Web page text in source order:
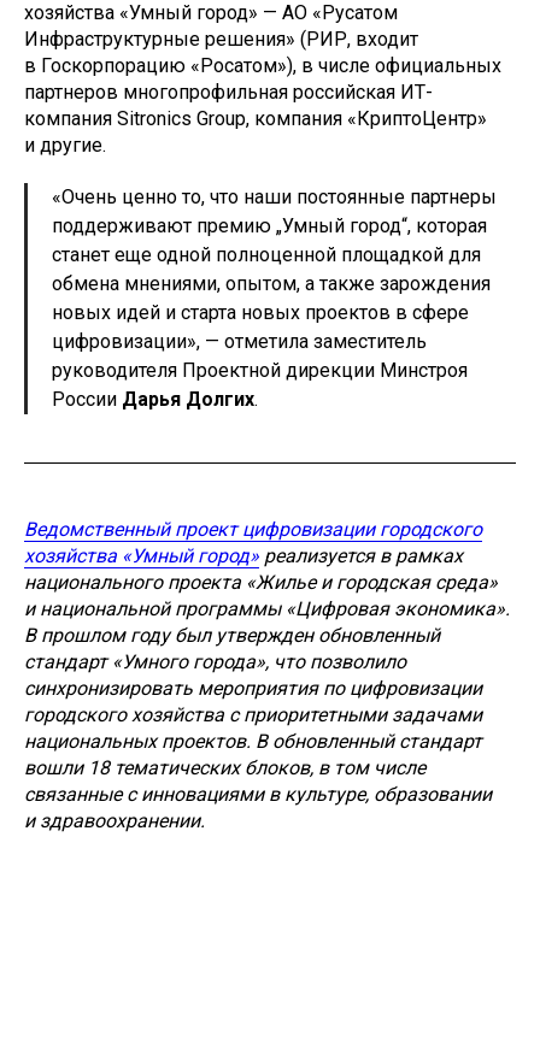
хозяйства «Умный город» — АО «Русатом
Инфраструктурные решения» (РИР, входит
в Госкорпорацию «Росатом»), в числе официальных
партнеров многопрофильная российская ИТ-
компания Sitronics Group, компания «КриптоЦентр»
и другие.
«Очень ценно то, что наши постоянные партнеры
поддерживают премию „Умный город“, которая
станет еще одной полноценной площадкой для
обмена мнениями, опытом, а также зарождения
новых идей и старта новых проектов в сфере
цифровизации», — отметила заместитель
руководителя Проектной дирекции Минстроя
России Дарья Долгих.
Ведомственный проект цифровизации городского
хозяйства «Умный город» реализуется в рамках
национального проекта «Жилье и городская среда»
и национальной программы «Цифровая экономика».
В прошлом году был утвержден обновленный
стандарт «Умного города», что позволило
синхронизировать мероприятия по цифровизации
городского хозяйства с приоритетными задачами
национальных проектов. В обновленный стандарт
вошли 18 тематических блоков, в том числе
связанные с инновациями в культуре, образовании
и здравоохранении.